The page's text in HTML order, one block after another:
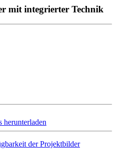
mit integrierter Technik
herunterladen